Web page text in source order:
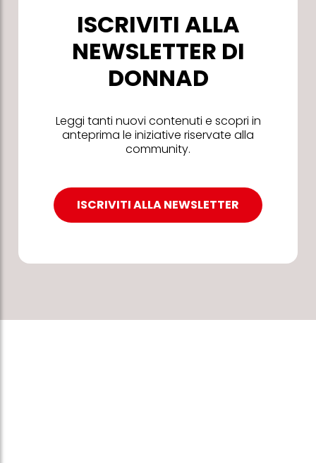
ISCRIVITI ALLA
NEWSLETTER DI
DONNAD
Leggi tanti nuovi contenuti e scopri in
anteprima le iniziative riservate alla
community.
ISCRIVITI ALLA NEWSLETTER